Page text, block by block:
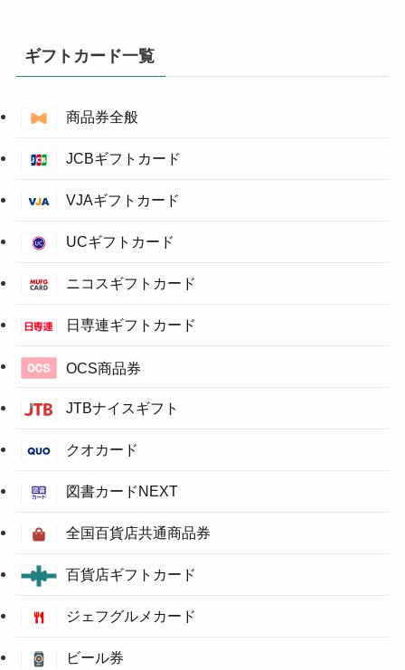
ギフトカード一覧
商品券全般
JCBギフトカード
VJAギフトカード
UCギフトカード
ニコスギフトカード
日専連ギフトカード
OCS商品券
JTBナイスギフト
クオカード
図書カードNEXT
全国百貨店共通商品券
百貨店ギフトカード
ジェフグルメカード
ビール券